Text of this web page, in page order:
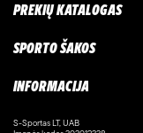
PREKIŲ KATALOGAS
SPORTO ŠAKOS
INFORMACIJA
S-Sportas LT, UAB